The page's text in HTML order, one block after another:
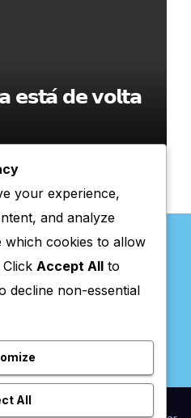
𝗲𝘀𝘁𝗮́ 𝗱𝗲 𝘃𝗼𝗹𝘁𝗮
Online
your experience,
and analyze
which cookies to allow
Click Accept All to
decline non-essential
All